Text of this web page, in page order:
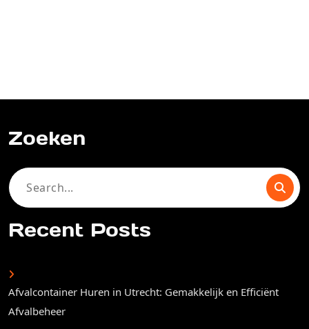
Zoeken
Search
Recent Posts
Afvalcontainer Huren in Utrecht: Gemakkelijk en Efficiënt
Afvalbeheer